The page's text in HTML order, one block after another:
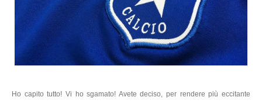
Ho capito tutto! Vi ho sgamato! Avete deciso, per rendere più eccitante